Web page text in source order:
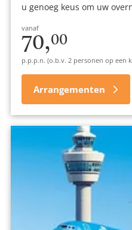
u genoeg keus om uw
vanaf
70,00
p.p.p.n. (o.b.v. 2 personen op een
Arrangementen